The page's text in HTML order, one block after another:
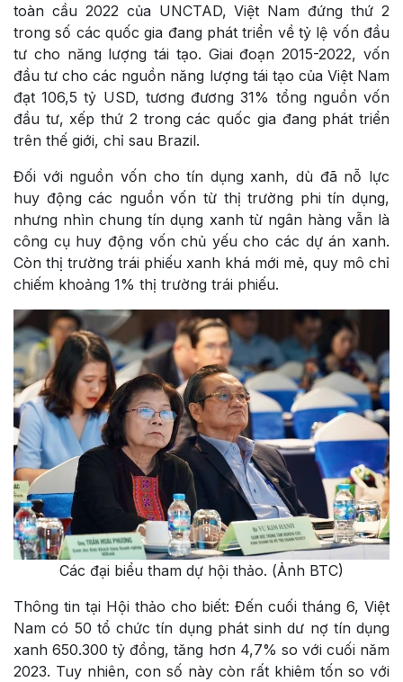
toàn cầu 2022 của UNCTAD, Việt Nam đứng thứ 2
trong số các quốc gia đang phát triển về tỷ lệ vốn đầu
tư cho năng lượng tái tạo. Giai đoạn 2015-2022, vốn
đầu tư cho các nguồn năng lượng tái tạo của Việt Nam
đạt 106,5 tỷ USD, tương đương 31% tổng nguồn vốn
đầu tư, xếp thứ 2 trong các quốc gia đang phát triển
trên thế giới, chỉ sau Brazil.
Đối với nguồn vốn cho tín dụng xanh, dù đã nỗ lực
huy động các nguồn vốn từ thị trường phi tín dụng,
nhưng nhìn chung tín dụng xanh từ ngân hàng vẫn là
công cụ huy động vốn chủ yếu cho các dự án xanh.
Còn thị trường trái phiếu xanh khá mới mẻ, quy mô chỉ
chiếm khoảng 1% thị trường trái phiếu.
Các đại biểu tham dự hội thảo. (Ảnh BTC)
Thông tin tại Hội thảo cho biết: Đến cuối tháng 6, Việt
Nam có 50 tổ chức tín dụng phát sinh dư nợ tín dụng
xanh 650.300 tỷ đồng, tăng hơn 4,7% so với cuối năm
2023. Tuy nhiên, con số này còn rất khiêm tốn so với